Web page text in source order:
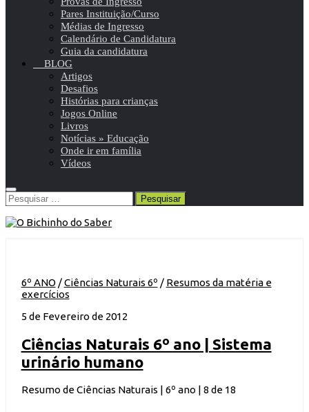
Pares Instituição/Curso
Médias de Ingresso
Calendário de Candidatura
Guia da candidatura
BLOG
Artigos
Desafios
Histórias para crianças
Jogos Online
Livros
Notícias » Educação
Onde ir em família
Vídeos
Pesquisar
por:
6º ANO /Ciências Naturais 6º / Resumos da matéria e
exercícios
5 de Fevereiro de 2012
Ciências Naturais 6º ano | Sistema
urinário humano
Resumo de Ciências Naturais | 6º ano | 8 de 18